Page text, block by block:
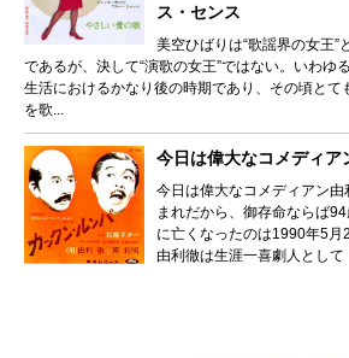
ス・センス
美空ひばりは“歌謡界の女王”
であるが、決して“演歌の女王”ではない。いわゆ
生活におけるかなり後の時期であり、その頃とて
を歌...
今日は偉大なコメディア
今日は偉大なコメディアン
まれだから、御存命ならば
に亡くなったのは1990年5月
由利徹は生涯一喜劇人として